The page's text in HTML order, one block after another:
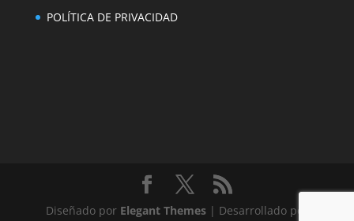
POLÍTICA DE PRIVACIDAD
Diseñado por Elegant Themes| Desarrollado por